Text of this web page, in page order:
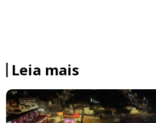
Leia mais